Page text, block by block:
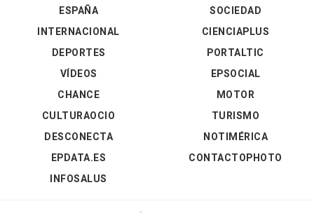
ESPAÑA
INTERNACIONAL
DEPORTES
VÍDEOS
SOCIEDAD
CIENCIAPLUS
PORTALTIC
EPSOCIAL
CHANCE
CULTURAOCIO
DESCONECTA
EPDATA.ES
INFOSALUS
MOTOR
TURISMO
NOTIMÉRICA
CONTACTOPHOTO